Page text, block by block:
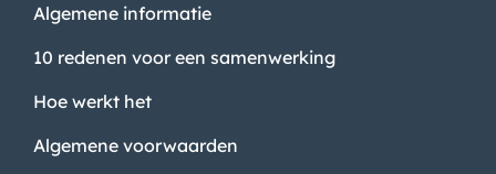
Algemene informatie
10 redenen voor een samenwerking
Hoe werkt het
Algemene voorwaarden